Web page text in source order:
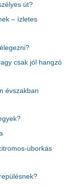
út?
– ízletes
csak jól hangzó
évszakban
uborkás